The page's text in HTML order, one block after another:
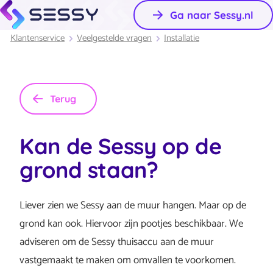
Ga naar Sessy.nl
Klantenservice Veelgestelde vragen Installatie
Terug
Kan de Sessy op de
grond staan?
Liever zien we Sessy aan de muur hangen. Maar op de
grond kan ook. Hiervoor zijn pootjes beschikbaar. We
adviseren om de Sessy thuisaccu aan de muur
vastgemaakt te maken om omvallen te voorkomen.